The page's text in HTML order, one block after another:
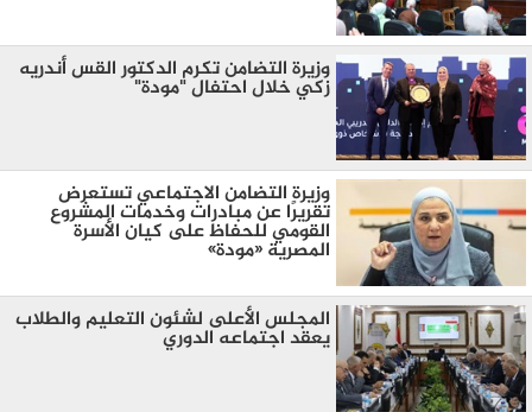
وزيرة التضامن تكرم الدكتور القس أندريه
زكي خلال احتفال "مودة"
وزيرة التضامن الاجتماعي تستعرض
تقريرًا عن مبادرات وخدمات المشروع
القومي للحفاظ على كيان الأسرة
المصرية «مودة»
المجلس الأعلى لشئون التعليم والطلاب
يعقد اجتماعه الدوري